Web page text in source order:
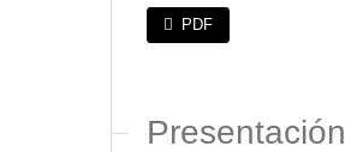
PDF
Presentación